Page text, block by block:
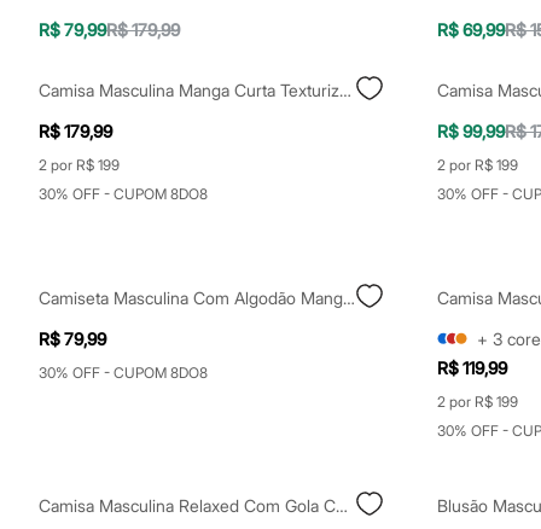
Vestidos
Masculino
Dia dos Pais
Novidades
Bermudas
Camisas
Polos
Bolsas e Mochilas
Chapéus e Bonés
Botas
Chinelos
R$ 79,99R$ 179,99
R$ 69,99R$
Camisa Masculina Manga Curta Texturizada Folhagens Off White
R$ 179,99
2 por R$ 199
30% OFF - CUPOM 8DO8
R$ 99,99R$
2 por R$ 199
30% OFF -
Camiseta Masculina Com Algodão Manga Curta Estampada Off White
R$ 79,99
30% OFF - CUPOM 8DO8
+ 3
R$ 119,99
2 por R$ 199
30% OFF -
Camisa Masculina Relaxed Com Gola Cubana E Estampa De Folhagem Off White